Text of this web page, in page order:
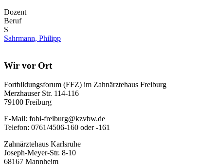
Dozent
Beruf
S
Sahrmann, Philipp
Wir vor Ort
Fortbildungsforum (FFZ) im Zahnärztehaus Freiburg
Merzhauser Str. 114-116
79100 Freiburg
E-Mail: fobi-freiburg@kzvbw.de
Telefon: 0761/4506-160 oder -161
Zahnärztehaus Karlsruhe
Joseph-Meyer-Str. 8-10
68167 Mannheim